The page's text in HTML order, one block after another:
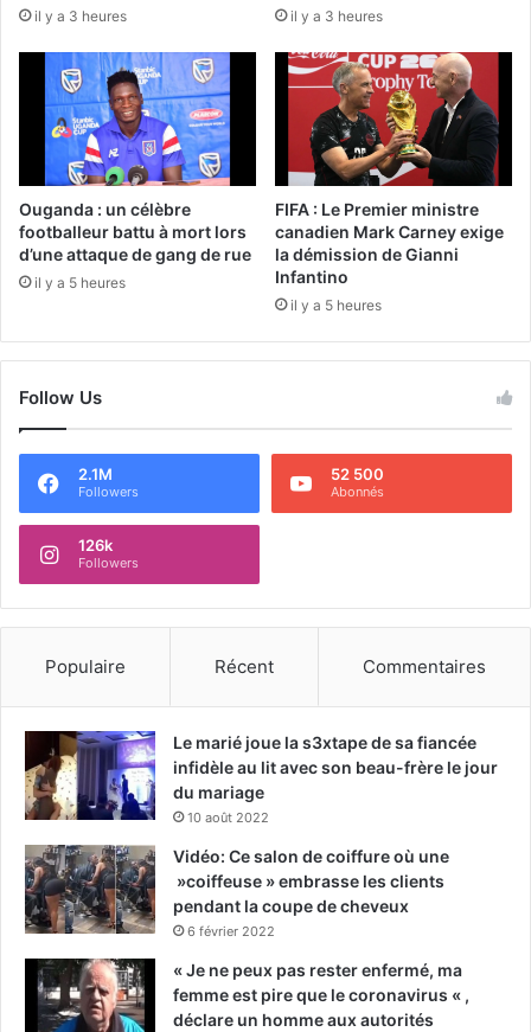
il y a 3 heures il y a 3 heures
Ouganda : un célèbre
footballeur battu à mort lors
d’une attaque de gang de rue
il y a 5 heures
FIFA : Le Premier ministre
canadien Mark Carney exige
la démission de Gianni
Infantino
il y a 5 heures
Follow Us
2.1M
Followers
52 500
Abonnés
126k
Followers
Populaire Récent Commentaires
Le marié joue la s3xtape de sa fiancée
infidèle au lit avec son beau-frère le jour
du mariage
10 août 2022
Vidéo: Ce salon de coiffure où une
»coiffeuse » embrasse les clients
pendant la coupe de cheveux
6 février 2022
« Je ne peux pas rester enfermé, ma
femme est pire que le coronavirus « ,
déclare un homme aux autorités